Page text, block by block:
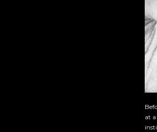
at